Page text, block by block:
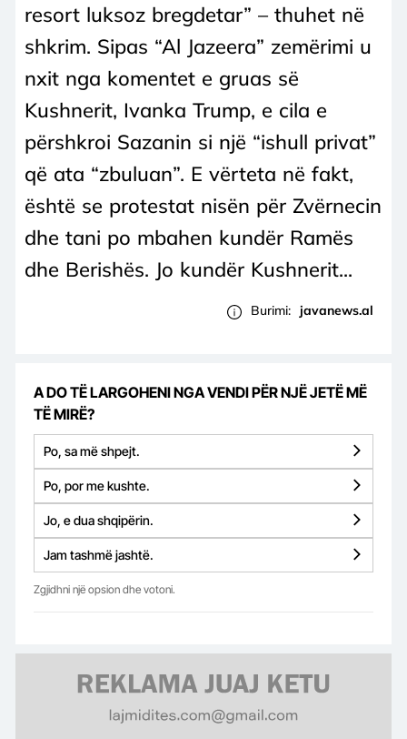
resort luksoz bregdetar” – thuhet në
shkrim. Sipas “Al Jazeera” zemërimi u
nxit nga komentet e gruas së
Kushnerit, Ivanka Trump, e cila e
përshkroi Sazanin si një “ishull privat”
që ata “zbuluan”. E vërteta në fakt,
është se protestat nisën për Zvërnecin
dhe tani po mbahen kundër Ramës
dhe Berishës. Jo kundër Kushnerit...
Burimi: javanews.al
A DO TË LARGOHENI NGA VENDI PËR NJË JETË MË
TË MIRË?
Po, sa më shpejt.
Po, por me kushte.
Jo, e dua shqipërin.
Jam tashmë jashtë.
Zgjidhni një opsion dhe votoni.